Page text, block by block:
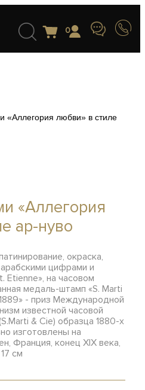
0
«Аллегория любви» в стиле
«Аллегория
ар-нуво
окраска,
цифрами и
Etienne», на часовом
медаль-штамп «S. Marti
- приз Международной
известной часовой
& Cie) образца 1880-х
изготовлены на
Франция, конец XIX века,
см